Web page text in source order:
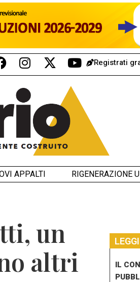
Registrati
APPALTI RIGENERAZIONE
un
altri
IL